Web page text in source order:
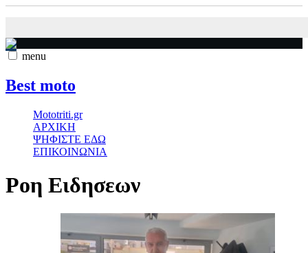
menu
Best moto
Mototriti.gr
ΑΡΧΙΚΗ
ΨΗΦΙΣΤΕ ΕΔΩ
ΕΠΙΚΟΙΝΩΝΙΑ
Ροη Ειδησεων